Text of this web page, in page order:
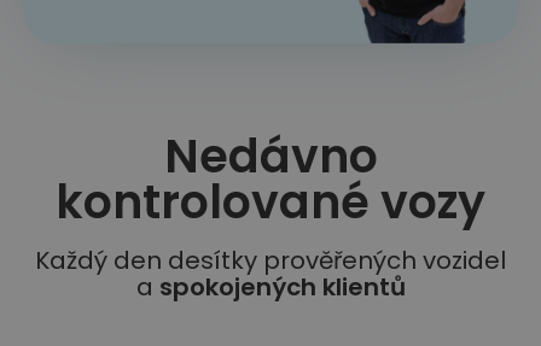
Nedávno
kontrolované vozy​
Každý den desítky prověřených vozidel
a spokojených klientů